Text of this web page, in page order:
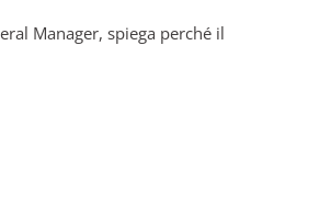
Manager, spiega perché il